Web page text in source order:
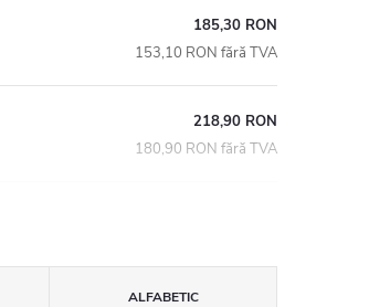
185,30 RON
153,10 RON fără TVA
218,90 RON
180,90 RON fără TVA
ALFABETIC